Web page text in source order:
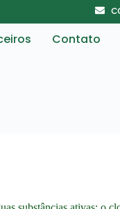
Contato